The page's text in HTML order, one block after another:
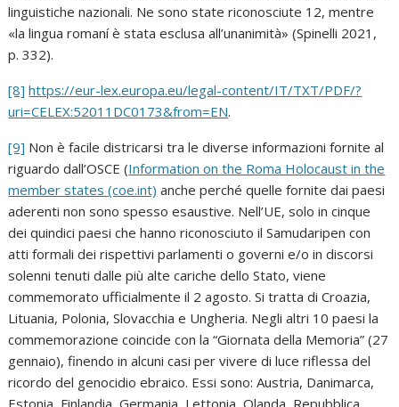
linguistiche nazionali. Ne sono state riconosciute 12, mentre
«la lingua romaní è stata esclusa all’unanimità» (Spinelli 2021,
p. 332).
[8] https://eur-lex.europa.eu/legal-content/IT/TXT/PDF/?
uri=CELEX:52011DC0173&from=EN.
[9] Non è facile districarsi tra le diverse informazioni fornite al
riguardo dall’OSCE (Information on the Roma Holocaust in the
member states (coe.int) anche perché quelle fornite dai paesi
aderenti non sono spesso esaustive. Nell’UE, solo in cinque
dei quindici paesi che hanno riconosciuto il Samudaripen con
atti formali dei rispettivi parlamenti o governi e/o in discorsi
solenni tenuti dalle più alte cariche dello Stato, viene
commemorato ufficialmente il 2 agosto. Si tratta di Croazia,
Lituania, Polonia, Slovacchia e Ungheria. Negli altri 10 paesi la
commemorazione coincide con la “Giornata della Memoria” (27
gennaio), finendo in alcuni casi per vivere di luce riflessa del
ricordo del genocidio ebraico. Essi sono: Austria, Danimarca,
Estonia, Finlandia, Germania, Lettonia, Olanda, Repubblica